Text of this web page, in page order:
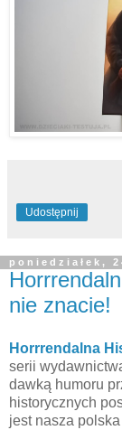
Udostępnij
poniedziałek,
nie znacie!
Horrrendalna
serii
dawką humoru
historycznych
jest nasza